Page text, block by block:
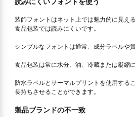
装飾フォントはネット上では魅力的に見え
食品包装では読みにくいです。
シンプルなフォントは通常、成分ラベルや
食品包装は常に水分、油、冷蔵または凝縮
防水ラベルとサーマルプリントを使用する
長持ちさせることができます。
製品ブランドの不一致